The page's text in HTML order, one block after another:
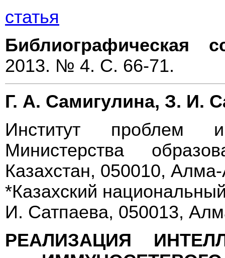
статья
Библиографическая
2013. № 4. С. 66-71.
Г. А. Самигулина, З. И.
Институт проблем
Министерства
Казахстан, 050010,
*Казахский
И. Сатпаева, 050013,
РЕАЛИЗАЦИЯ